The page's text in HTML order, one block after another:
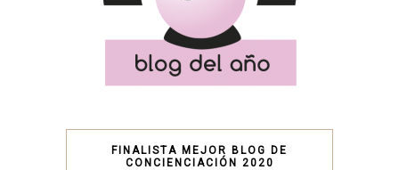
FINALISTA MEJOR BLOG DE
CONCIENCIACIÓN 2020